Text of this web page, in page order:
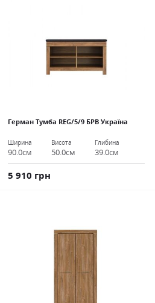
Герман Тумба REG/5/9 БРВ Україна
Ширина
90.0см
Висота
50.0см
Глибина
39.0см
5 910 грн